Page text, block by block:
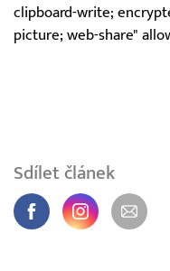
clipboard-write;
picture; web-share"
Sdílet článek